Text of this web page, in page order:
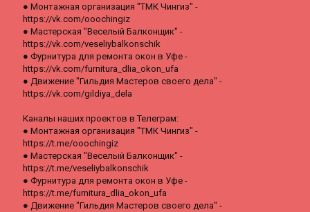
● Монтажная организация "ТМК Чингиз" -
https://vk.com/ooochingiz
● Мастерская "Веселый Балконщик" -
https://vk.com/veseliybalkonschik
● Фурнитура для ремонта окон в Уфе -
https://vk.com/furnitura_dlia_okon_ufa
● Движение "Гильдия Мастеров своего дела" -
https://vk.com/gildiya_dela
Каналы наших проектов в Телеграм:
● Монтажная организация "ТМК Чингиз" -
https://t.me/ooochingiz
● Мастерская "Веселый Балконщик" -
https://t.me/veseliybalkonschik
● Фурнитура для ремонта окон в Уфе -
https://t.me/furnitura_dlia_okon_ufa
● Движение "Гильдия Мастеров своего дела" -